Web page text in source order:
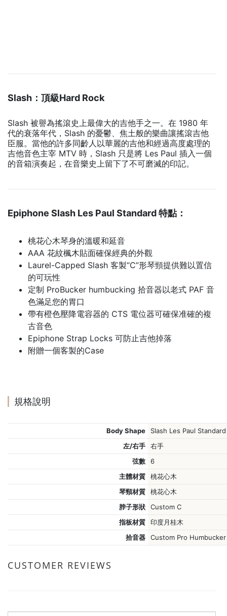
Slash：頂級Hard Rock
Slash 被譽為搖滾史上最偉大的吉他手之一。在 1980 年
代的衰落年代，Slash 的憂鬱、焦土般的樂曲讓搖滾吉他
臣服。當他的許多同齡人以華麗的吉他和經過高度處理的
吉他音色主宰 MTV 時，Slash 只是將 Les Paul 插入一個
的音箱演奏起，在音樂史上留下了不可磨滅的印記。
Epiphone Slash Les Paul Standard 特點：
桃花心木琴身的溫暖和延音
AAA 花紋楓木貼面確保經典的外觀
Laurel-Capped Slash 客製“C”形琴頸提供難以置信
的可玩性
定制 ProBucker humbucking 拾音器以老式 PAF 音
色滿足您的胃口
帶有橙色壓降電容器的 CTS 電位器可確保准確的複
古音色
Epiphone Strap Locks 可防止吉他掉落
附贈一個客製的Case
規格說明
Body Shape
Slash Les Paul
左/右手
右手
弦數
6
主體材質
桃花心木
琴頸材質
桃花心木
脖子形狀
Custom C
指板材質
印度月桂木
拾音器
Custom Pro Humbucker
CUSTOMER REVIEWS